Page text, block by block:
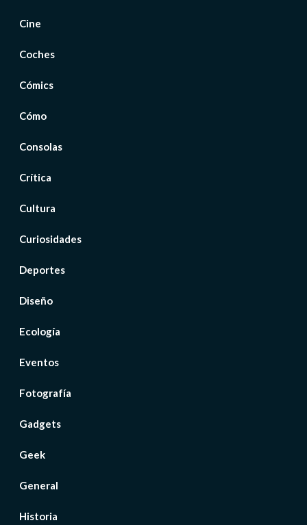
Cine
Coches
Cómics
Cómo
Consolas
Crítica
Cultura
Curiosidades
Deportes
Diseño
Ecología
Eventos
Fotografía
Gadgets
Geek
General
Historia